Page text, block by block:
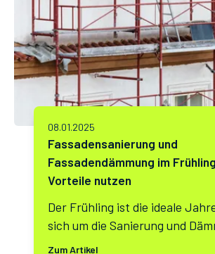
08.01.2025
Fassadensanierung und
Fassadendämmung im
Vorteile nutzen
Der Frühling ist die ideale
sich um die Sanierung und
Hausfassade zu kümmern. Mit
Zum Artikel